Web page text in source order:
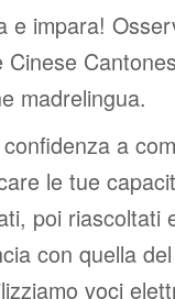
e impara!
Cinese
madrelingua.
a
le tue
poi riascoltati
con quella
voci